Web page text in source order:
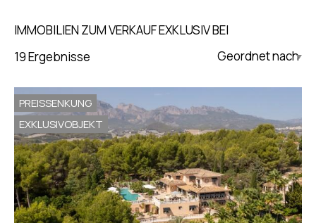
IMMOBILIEN ZUM VERKAUF EXKLUSIV BEI
Updated Descending
19 Ergebnisse
PREISSENKUNG
EXKLUSIVOBJEKT